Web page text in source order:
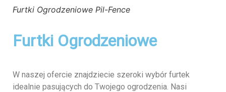
Furtki Ogrodzeniowe Pil-Fence
Furtki Ogrodzeniowe
W naszej ofercie znajdziecie szeroki wybór furtek
idealnie pasujących do Twojego ogrodzenia. Nasi